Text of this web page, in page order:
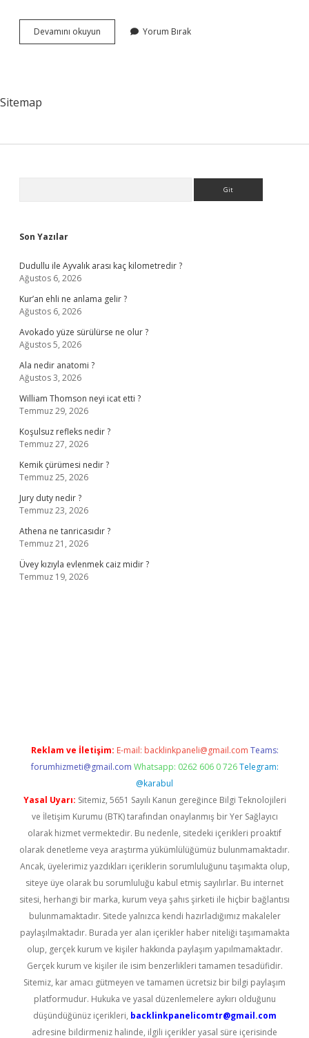
Devamını okuyun
I
Yorum Bırak
Sitemap
Son Yazılar
Dudullu ile Ayvalık arası kaç kilometredir ?
Ağustos 6, 2026
Kur’an ehli ne anlama gelir ?
Ağustos 6, 2026
Avokado yüze sürülürse ne olur ?
Ağustos 5, 2026
Ala nedir anatomi ?
Ağustos 3, 2026
William Thomson neyi icat etti ?
Temmuz 29, 2026
Koşulsuz refleks nedir ?
Temmuz 27, 2026
Kemik çürümesi nedir ?
Temmuz 25, 2026
Jury duty nedir ?
Temmuz 23, 2026
Athena ne tanricasıdır ?
Temmuz 21, 2026
Üvey kızıyla evlenmek caiz midir ?
Temmuz 19, 2026
Reklam ve İletişim: E-mail: backlinkpaneli@gmail.com Teams:
forumhizmeti@gmail.com Whatsapp: 0262 606 0 726 Telegram:
@karabul
Yasal Uyarı: Sitemiz, 5651 Sayılı Kanun gereğince Bilgi Teknolojileri
ve İletişim Kurumu (BTK) tarafından onaylanmış bir Yer Sağlayıcı
olarak hizmet vermektedir. Bu nedenle, sitedeki içerikleri proaktif
olarak denetleme veya araştırma yükümlülüğümüz bulunmamaktadır.
Ancak, üyelerimiz yazdıkları içeriklerin sorumluluğunu taşımakta olup,
siteye üye olarak bu sorumluluğu kabul etmiş sayılırlar. Bu internet
sitesi, herhangi bir marka, kurum veya şahıs şirketi ile hiçbir bağlantısı
bulunmamaktadır. Sitede yalnızca kendi hazırladığımız makaleler
paylaşılmaktadır. Burada yer alan içerikler haber niteliği taşımamakta
olup, gerçek kurum ve kişiler hakkında paylaşım yapılmamaktadır.
Gerçek kurum ve kişiler ile isim benzerlikleri tamamen tesadüfidir.
Sitemiz, kar amacı gütmeyen ve tamamen ücretsiz bir bilgi paylaşım
platformudur. Hukuka ve yasal düzenlemelere aykırı olduğunu
düşündüğünüz içerikleri, backlinkpanelicomtr@gmail.com
adresine bildirmeniz halinde, ilgili içerikler yasal süre içerisinde